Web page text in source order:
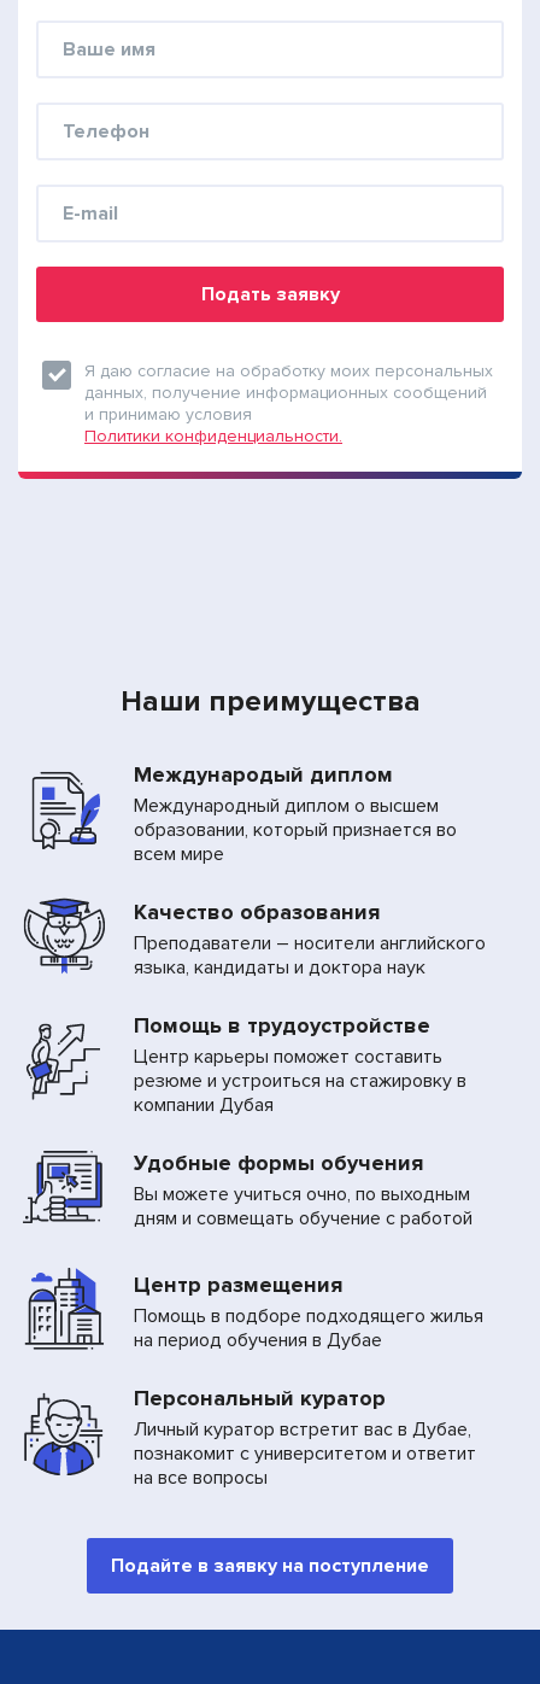
Подать заявку
Я даю согласие на обработку моих персональных
данных, получение информационных сообщений
и принимаю условия
Политики конфиденциальности.
Наши преимущества
Международый диплом
Международный диплом о высшем
образовании, который признается во
всем мире
Качество образования
Преподаватели – носители английского
языка, кандидаты и доктора наук
Помощь в трудоустройстве
Центр карьеры поможет составить
резюме и устроиться на стажировку в
компании Дубая
Удобные формы обучения
Вы можете учиться очно, по выходным
дням и совмещать обучение с работой
Центр размещения
Помощь в подборе подходящего жилья
на период обучения в Дубае
Персональный куратор
Личный куратор встретит вас в Дубае,
познакомит с университетом и ответит
на все вопросы
Подайте в заявку на поступление